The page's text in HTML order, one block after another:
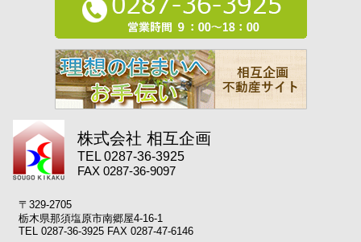
株式会社 相互企画
TEL 0287-36-3925
FAX 0287-36-9097
〒329-2705
栃木県那須塩原市南郷屋4-16-1
TEL 0287-36-3925 FAX 0287-47-6146